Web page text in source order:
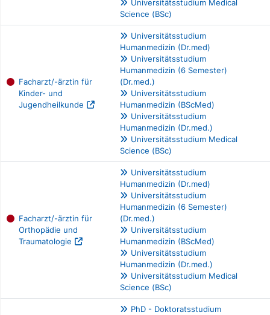
Universitätsstudium Medical
Science (BSc)
Facharzt/-ärztin für
Kinder- und
Jugendheilkunde
Universitätsstudium
Humanmedizin (Dr.med)
Universitätsstudium
Humanmedizin (6 Semester)
(Dr.med.)
Universitätsstudium
Humanmedizin (BScMed)
Universitätsstudium
Humanmedizin (Dr.med.)
Universitätsstudium Medical
Science (BSc)
Facharzt/-ärztin für
Orthopädie und
Traumatologie
Universitätsstudium
Humanmedizin (Dr.med)
Universitätsstudium
Humanmedizin (6 Semester)
(Dr.med.)
Universitätsstudium
Humanmedizin (BScMed)
Universitätsstudium
Humanmedizin (Dr.med.)
Universitätsstudium Medical
Science (BSc)
PhD - Doktoratsstudium